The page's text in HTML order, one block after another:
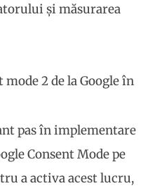
și măsurarea
mode 2 de la Google în
pas în implementare
Consent Mode pe
a activa acest lucru,